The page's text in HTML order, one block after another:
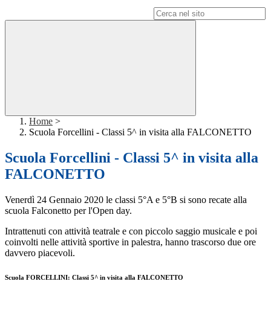
Home >
Scuola Forcellini - Classi 5^ in visita alla FALCONETTO
Scuola Forcellini - Classi 5^ in visita alla
FALCONETTO
Venerdì 24 Gennaio 2020 le classi 5°A e 5°B si sono recate alla
scuola Falconetto per l'Open day.
Intrattenuti con attività teatrale e con piccolo saggio musicale e poi
coinvolti nelle attività sportive in palestra, hanno trascorso due ore
davvero piacevoli.
Scuola FORCELLINI: Classi 5^ in visita alla FALCONETTO